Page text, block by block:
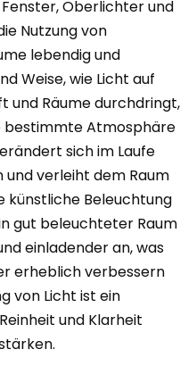
Oberlichter und
Nutzung von
lebendig und
Weise, wie Licht auf
und Räume durchdringt,
bestimmte Atmosphäre
sich im Laufe
und verleiht dem Raum
künstliche Beleuchtung
gut beleuchteter Raum
einladender an, was
erheblich verbessern
von Licht ist ein
und Klarheit